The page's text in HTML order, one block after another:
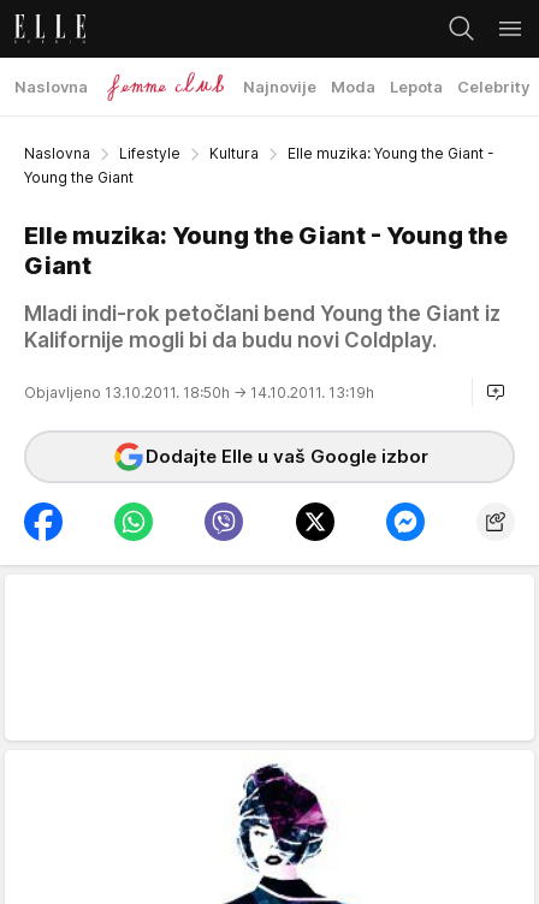
Naslovna Najnovije Moda Lepota Celebrity
Naslovna Lifestyle Kultura
Elle muzika: Young the Giant -
Young the Giant
Elle muzika: Young the Giant - Young the
Giant
Mladi indi-rok petočlani bend Young the Giant iz
Kalifornije mogli bi da budu novi Coldplay.
Objavljeno 13.10.2011. 18:50h → 14.10.2011. 13:19h
Dodajte Elle u vaš Google izbor